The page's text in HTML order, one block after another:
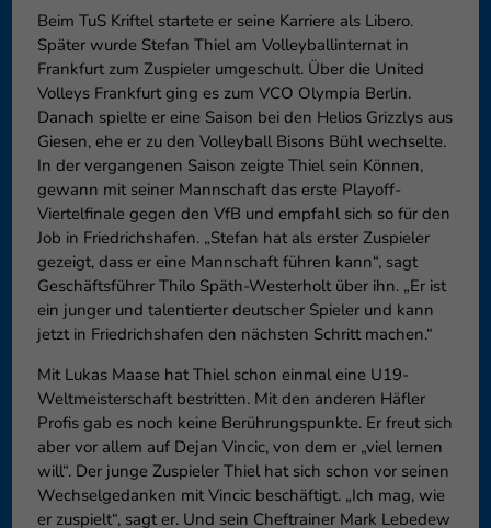
Beim TuS Kriftel startete er seine Karriere als Libero.
Später wurde Stefan Thiel am Volleyballinternat in
Frankfurt zum Zuspieler umgeschult. Über die United
Volleys Frankfurt ging es zum VCO Olympia Berlin.
Danach spielte er eine Saison bei den Helios Grizzlys aus
Giesen, ehe er zu den Volleyball Bisons Bühl wechselte.
In der vergangenen Saison zeigte Thiel sein Können,
gewann mit seiner Mannschaft das erste Playoff-
Viertelfinale gegen den VfB und empfahl sich so für den
Job in Friedrichshafen. „Stefan hat als erster Zuspieler
gezeigt, dass er eine Mannschaft führen kann“, sagt
Geschäftsführer Thilo Späth-Westerholt über ihn. „Er ist
ein junger und talentierter deutscher Spieler und kann
jetzt in Friedrichshafen den nächsten Schritt machen.“
Mit Lukas Maase hat Thiel schon einmal eine U19-
Weltmeisterschaft bestritten. Mit den anderen Häfler
Profis gab es noch keine Berührungspunkte. Er freut sich
aber vor allem auf Dejan Vincic, von dem er „viel lernen
will“. Der junge Zuspieler Thiel hat sich schon vor seinen
Wechselgedanken mit Vincic beschäftigt. „Ich mag, wie
er zuspielt“, sagt er. Und sein Cheftrainer Mark Lebedew